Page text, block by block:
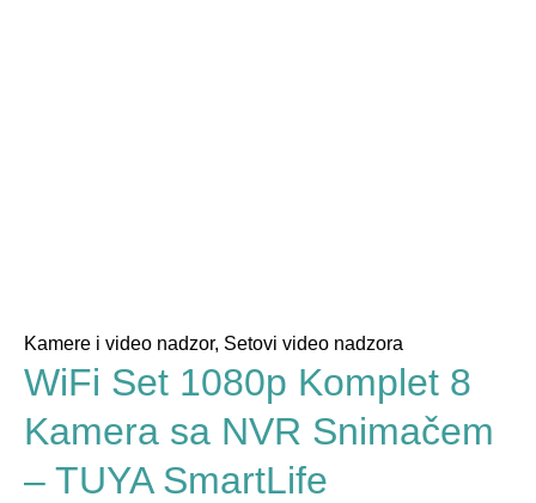
Kamere i video nadzor, Setovi video nadzora
WiFi Set 1080p Komplet 8
Kamera sa NVR Snimačem
– TUYA SmartLife